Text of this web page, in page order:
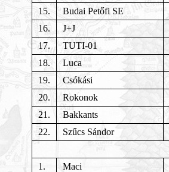
15.
Budai Petőfi SE
16.
J+J
17.
TUTI-01
18.
Luca
19.
Csókási
20.
Rokonok
21.
Bakkants
22.
Szűcs Sándor
1.
Maci